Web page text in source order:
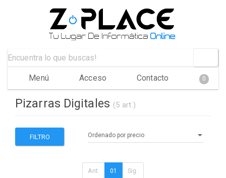
Menú Acceso Contacto 0
Pizarras Digitales (5 art.)
FILTRO
Ant. 01 Sig.